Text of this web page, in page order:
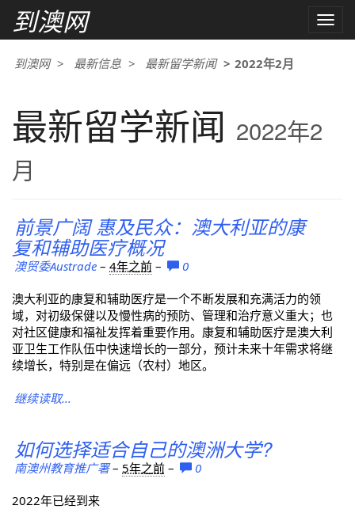
到澳网
Toggle
到澳网 最新信息 最新留学新闻 2022年2月
最新留学新闻 2022年2
月
前景广阔 惠及民众：澳大利亚的康
复和辅助医疗概况
澳贸委Austrade – 4年之前 – 0
澳大利亚的康复和辅助医疗是一个不断发展和充满活力的领
域，对初级保健以及慢性病的预防、管理和治疗意义重大；也
对社区健康和福祉发挥着重要作用。康复和辅助医疗是澳大利
亚卫生工作队伍中快速增长的一部分，预计未来十年需求将继
续增长，特别是在偏远（农村）地区。
继续读取...
如何选择适合自己的澳洲大学?
南澳州教育推广署– 5年之前 – 0
2022年已经到来